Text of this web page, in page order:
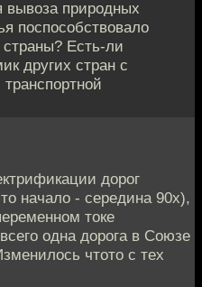
вывоза природных
поспособствовало
Есть-ли
других стран с
дорог
начало - середина 90х),
токе
одна дорога в Союзе
чтото с тех